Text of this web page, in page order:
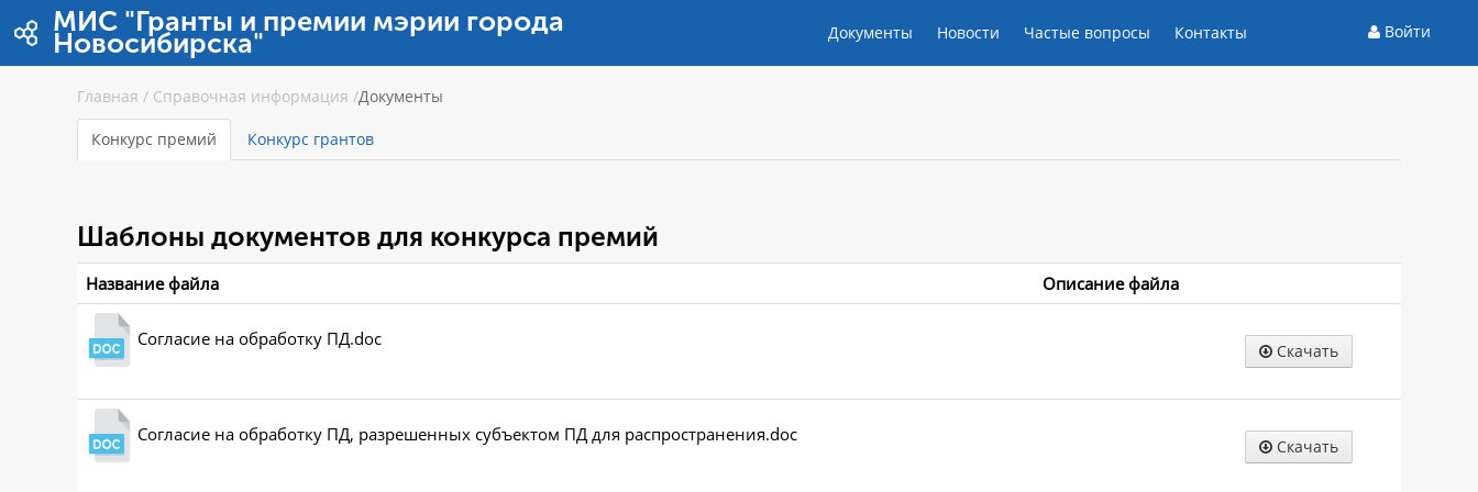
Перейти к содержимому
МИС "Гранты и премии мэрии города
Новосибирска" Документы Новости Частые вопросы Контакты Войти
Главная / Справочная информация /Документы
Конкурс премий Конкурс грантов
Шаблоны документов для конкурса премий
Название файла Описание файла
Согласие на обработку ПД.doc
Скачать
Согласие на обработку ПД, разрешенных субъектом ПД для распространения.doc
Скачать